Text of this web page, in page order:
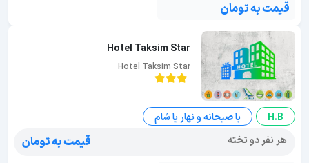
قیمت به تومان
Hotel Taksim Star
Hotel Taksim Star
H.B
با صبحانه و نهار یا شام
هر نفر دو تخته
قیمت به تومان